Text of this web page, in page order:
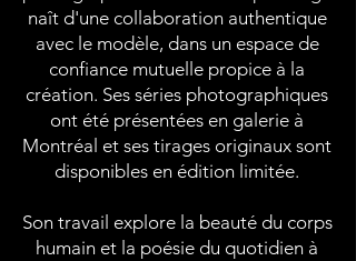
naît d'une collaboration authentique
avec le modèle, dans un espace de
confiance mutuelle propice à la
création. Ses séries photographiques
ont été présentées en galerie à
Montréal et ses tirages originaux sont
disponibles en édition limitée.
Son travail explore la beauté du corps
humain et la poésie du quotidien à